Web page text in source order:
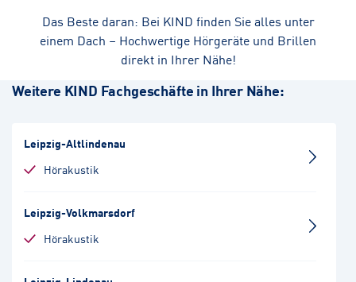
Das Beste daran: Bei KIND finden Sie alles unter
einem Dach – Hochwertige Hörgeräte und Brillen
direkt in Ihrer Nähe!
Weitere KIND Fachgeschäfte in Ihrer Nähe:
Leipzig-Altlindenau
Hörakustik
Leipzig-Volkmarsdorf
Hörakustik